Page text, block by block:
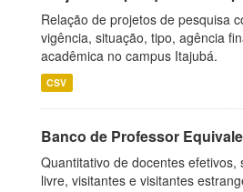
Relação de projetos de pesquisa
vigência, situação, tipo, agência
acadêmica no campus Itajubá.
CSV
Banco de Professor
Quantitativo de docentes efetivos,
livre, visitantes e visitantes